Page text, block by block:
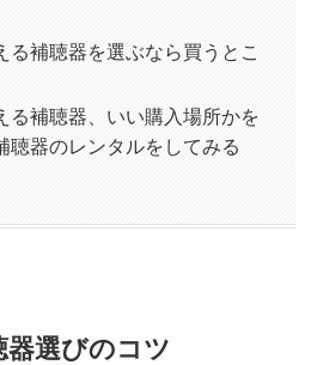
る補聴器を選ぶなら買うとこ
る補聴器、いい購入場所かを
聴器のレンタルをしてみる
選びのコツ